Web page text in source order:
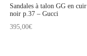
Sandales à talon GG en cuir
noir p.37 – Gucci
395,00€